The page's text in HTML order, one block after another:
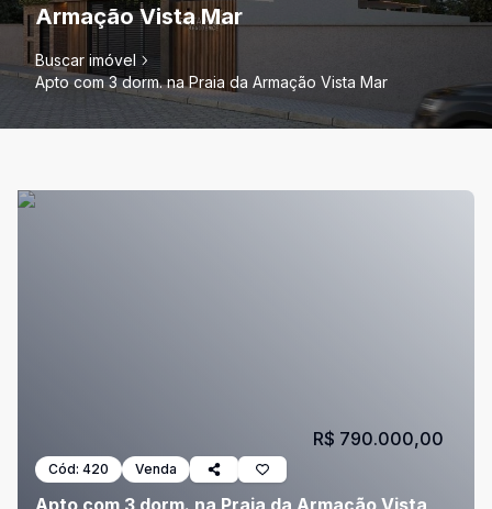
Armação Vista Mar
Buscar imóvel
Apto com 3 dorm. na Praia da Armação Vista Mar
Cód: 420 Venda
Apto com 3 dorm. na Praia da Armação Vista
R$ 790.000,00